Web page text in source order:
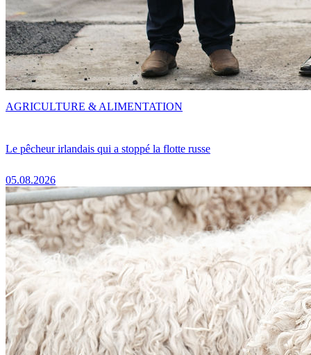
Le pêcheur irlandais qui a stoppé la flotte russe
05.08.2026
AGRICULTURE & ALIMENTATION